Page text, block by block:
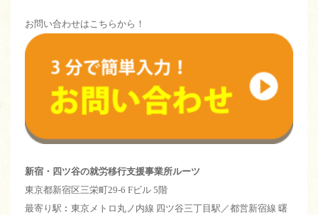
お問い合わせはこちらから！
新宿・四ツ谷の就労移行支援事業所ルーツ
東京都新宿区三栄町29-6 Fビル 5階
最寄り駅︰東京メトロ丸ノ内線 四ツ谷三丁目駅／都営新宿線 曙